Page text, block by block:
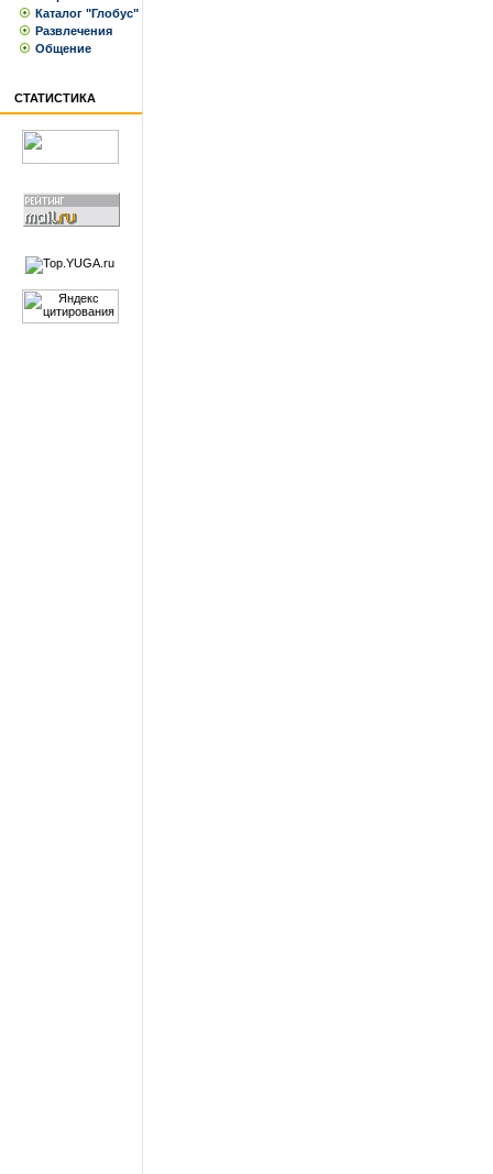
Каталог "Глобус"
Развлечения
Общение
СТАТИСТИКА